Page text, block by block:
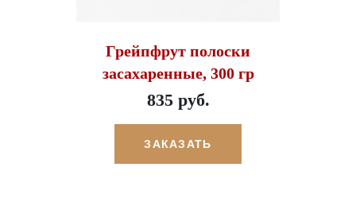
Грейпфрут полоски
засахаренные, 300 гр
835 руб.
ЗАКАЗАТЬ